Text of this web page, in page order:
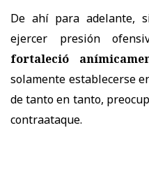
De ahí para adelante,
ejercer presión
fortaleció
solamente establecerse
de tanto en tanto,
contraataque.